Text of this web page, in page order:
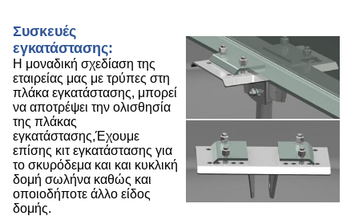
Συσκευές
εγκατάστασης:
Η μοναδική σχεδίαση της
εταιρείας μας με τρύπες στη
πλάκα εγκατάστασης, μπορεί
να αποτρέψει την ολισθησία
της πλάκας
εγκατάστασης,Έχουμε
επίσης κιτ εγκατάστασης για
το σκυρόδεμα και και κυκλική
δομή σωλήνα καθώς και
οποιοδήποτε άλλο είδος
δομής.